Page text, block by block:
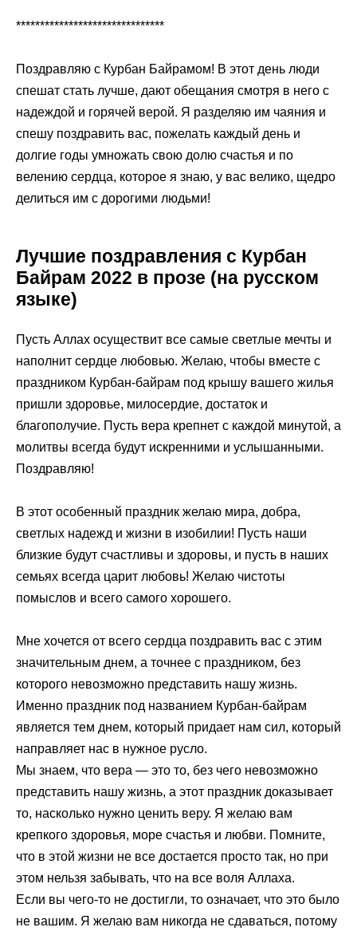
*******************************
Поздравляю с Курбан Байрамом! В этот день люди
спешат стать лучше, дают обещания смотря в него с
надеждой и горячей верой. Я разделяю им чаяния и
спешу поздравить вас, пожелать каждый день и
долгие годы умножать свою долю счастья и по
велению сердца, которое я знаю, у вас велико, щедро
делиться им с дорогими людьми!
Лучшие поздравления с Курбан
Байрам 2022 в прозе (на русском
языке)
Пусть Аллах осуществит все самые светлые мечты и
наполнит сердце любовью. Желаю, чтобы вместе с
праздником Курбан-байрам под крышу вашего жилья
пришли здоровье, милосердие, достаток и
благополучие. Пусть вера крепнет с каждой минутой, а
молитвы всегда будут искренними и услышанными.
Поздравляю!
В этот особенный праздник желаю мира, добра,
светлых надежд и жизни в изобилии! Пусть наши
близкие будут счастливы и здоровы, и пусть в наших
семьях всегда царит любовь! Желаю чистоты
помыслов и всего самого хорошего.
Мне хочется от всего сердца поздравить вас с этим
значительным днем, а точнее с праздником, без
которого невозможно представить нашу жизнь.
Именно праздник под названием Курбан-байрам
является тем днем, который придает нам сил, который
направляет нас в нужное русло.
Мы знаем, что вера — это то, без чего невозможно
представить нашу жизнь, а этот праздник доказывает
то, насколько нужно ценить веру. Я желаю вам
крепкого здоровья, море счастья и любви. Помните,
что в этой жизни не все достается просто так, но при
этом нельзя забывать, что на все воля Аллаха.
Если вы чего-то не достигли, то означает, что это было
не вашим. Я желаю вам никогда не сдаваться, потому